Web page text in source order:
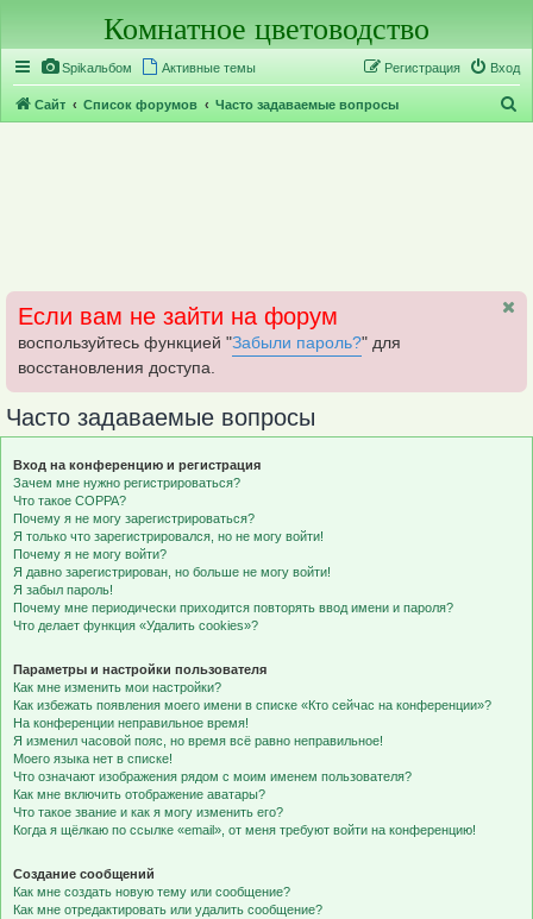
Комнатное цветоводство
Spikальбом Активные темы Вход
Регистрация
Сайт Список форумов Часто задаваемые вопросы
Если вам не зайти на форум
воспользуйтесь функцией "Забыли пароль?" для
восстановления доступа.
Часто задаваемые вопросы
Вход на конференцию и регистрация
Зачем мне нужно регистрироваться?
Что такое COPPA?
Почему я не могу зарегистрироваться?
Я только что зарегистрировался, но не могу войти!
Почему я не могу войти?
Я давно зарегистрирован, но больше не могу войти!
Я забыл пароль!
Почему мне периодически приходится повторять ввод имени и пароля?
Что делает функция «Удалить cookies»?
Параметры и настройки пользователя
Как мне изменить мои настройки?
Как избежать появления моего имени в списке «Кто сейчас на конференции»?
На конференции неправильное время!
Я изменил часовой пояс, но время всё равно неправильное!
Моего языка нет в списке!
Что означают изображения рядом с моим именем пользователя?
Как мне включить отображение аватары?
Что такое звание и как я могу изменить его?
Когда я щёлкаю по ссылке «email», от меня требуют войти на конференцию!
Создание сообщений
Как мне создать новую тему или сообщение?
Как мне отредактировать или удалить сообщение?